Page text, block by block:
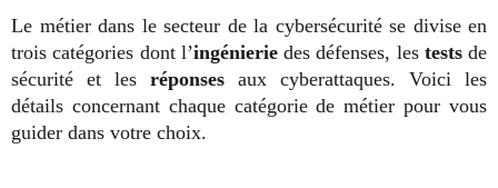
Le métier dans le secteur de la cybersécurité se divise en
trois catégories dont l’ingénieriedes défenses, les testsde
sécurité et les réponses aux cyberattaques. Voici les
détails concernant chaque catégorie de métier pour vous
guider dans votre choix.